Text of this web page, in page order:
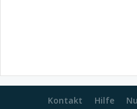
Kontakt Hilfe